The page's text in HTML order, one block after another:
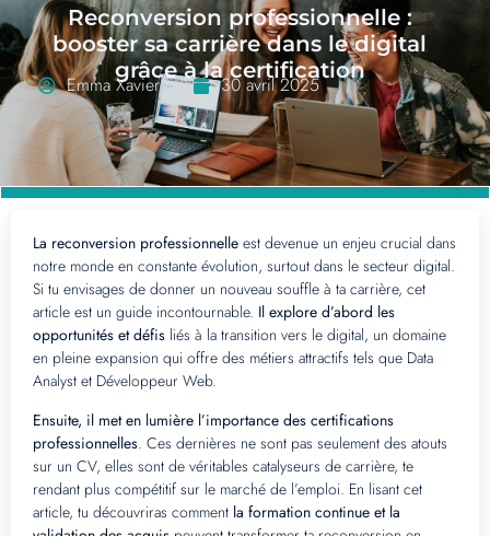
Reconversion professionnelle :
booster sa carrière dans le digital
grâce à la certification
Emma Xavier 30 avril 2025
La reconversion professionnelle est devenue un enjeu crucial dans
notre monde en constante évolution, surtout dans le secteur digital.
Si tu envisages de donner un nouveau souffle à ta carrière, cet
article est un guide incontournable. Il explore d’abord les
opportunités et défis liés à la transition vers le digital, un domaine
en pleine expansion qui offre des métiers attractifs tels que Data
Analyst et Développeur Web.
Ensuite, il met en lumière l’importance des certifications
professionnelles. Ces dernières ne sont pas seulement des atouts
sur un CV, elles sont de véritables catalyseurs de carrière, te
rendant plus compétitif sur le marché de l’emploi. En lisant cet
article, tu découvriras comment la formation continue et la